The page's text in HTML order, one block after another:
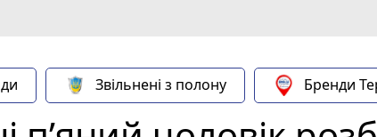
Звільнені з полону Бренди